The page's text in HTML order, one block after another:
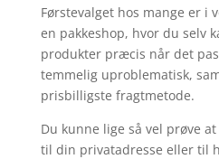
Førstevalget hos mange er i
en pakkeshop, hvor du selv
produkter præcis når det
temmelig uproblematisk,
prisbilligste fragtmetode.
Du kunne lige så vel prøve
til din privatadresse eller til